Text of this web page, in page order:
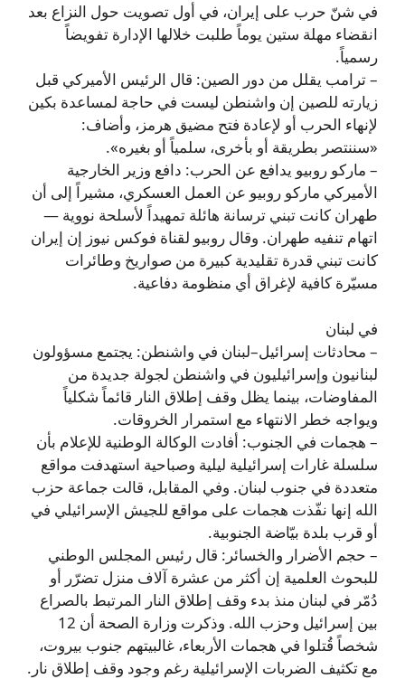
في شنّ حرب على إيران، في أول تصويت حول النزاع بعد
انقضاء مهلة ستين يوماً طلبت خلالها الإدارة تفويضاً
رسمياً.
– ترامب يقلل من دور الصين: قال الرئيس الأميركي قبل
زيارته للصين إن واشنطن ليست في حاجة لمساعدة بكين
لإنهاء الحرب أو لإعادة فتح مضيق هرمز، وأضاف:
«سننتصر بطريقة أو بأخرى، سلمياً أو بغيره».
– ماركو روبيو يدافع عن الحرب: دافع وزير الخارجية
الأميركي ماركو روبيو عن العمل العسكري، مشيراً إلى أن
طهران كانت تبني ترسانة هائلة تمهيداً لأسلحة نووية —
اتهام تنفيه طهران. وقال روبيو لقناة فوكس نيوز إن إيران
كانت تبني قدرة تقليدية كبيرة من صواريخ وطائرات
مسيّرة كافية لإغراق أي منظومة دفاعية.
في لبنان
– محادثات إسرائيل–لبنان في واشنطن: يجتمع مسؤولون
لبنانيون وإسرائيليون في واشنطن لجولة جديدة من
المفاوضات، بينما يظل وقف إطلاق النار قائماً شكلياً
ويواجه خطر الانتهاء مع استمرار الخروقات.
– هجمات في الجنوب: أفادت الوكالة الوطنية للإعلام بأن
سلسلة غارات إسرائيلية ليلية وصباحية استهدفت مواقع
متعددة في جنوب لبنان. وفي المقابل، قالت جماعة حزب
الله إنها نفّذت هجمات على مواقع للجيش الإسرائيلي في
أو قرب بلدة بيّاضة الجنوبية.
– حجم الأضرار والخسائر: قال رئيس المجلس الوطني
للبحوث العلمية إن أكثر من عشرة آلاف منزل تضرّر أو
دُمّر في لبنان منذ بدء وقف إطلاق النار المرتبط بالصراع
بين إسرائيل وحزب الله. وذكرت وزارة الصحة أن 12
شخصاً قُتلوا في هجمات الأربعاء، غالبيتهم جنوب بيروت،
مع تكثيف الضربات الإسرائيلية رغم وجود وقف إطلاق نار.